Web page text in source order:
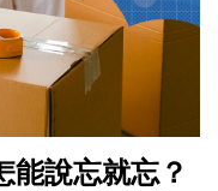
能說忘就忘？